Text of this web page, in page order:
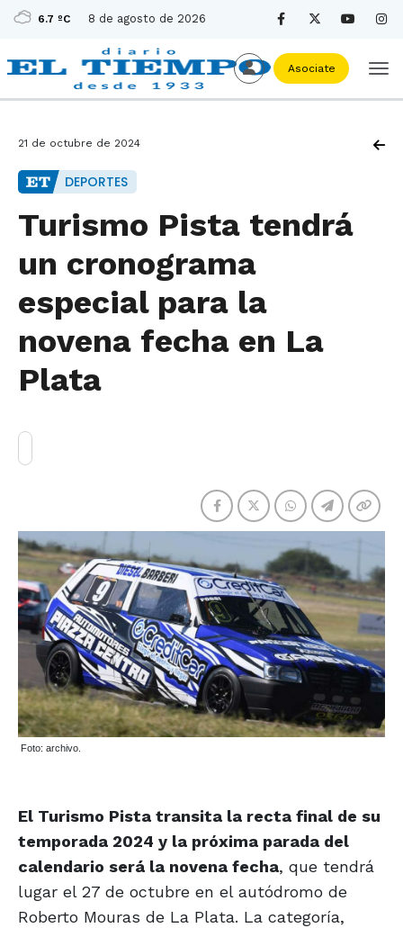
6.7 ºC 8 de agosto de 2026
Asociate
21 de octubre de 2024
DEPORTES
Turismo Pista tendrá
un cronograma
especial para la
novena fecha en La
Plata
Foto: archivo.
El Turismo Pista transita la recta final de su
temporada 2024 y la próxima parada del
calendario será la novena fecha, que tendrá
lugar el 27 de octubre en el autódromo de
Roberto Mouras de La Plata. La categoría,